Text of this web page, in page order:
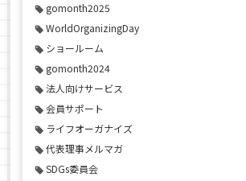
gomonth2025
WorldOrganizingDay
ショールーム
gomonth2024
法人向けサービス
会員サポート
ライフオーガナイズ
代表理事メルマガ
SDGs委員会